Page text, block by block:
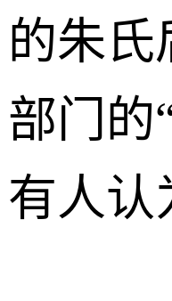
的朱氏
部门的
有人认